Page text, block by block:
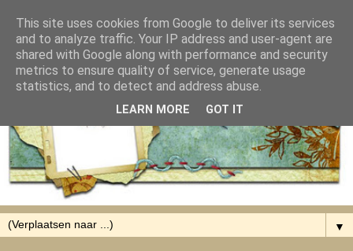
▼
This site uses cookies from Google to deliver its services
and to analyze traffic. Your IP address and user-agent are
shared with Google along with performance and security
metrics to ensure quality of service, generate usage
statistics, and to detect and address abuse.
LEARN MORE GOT IT